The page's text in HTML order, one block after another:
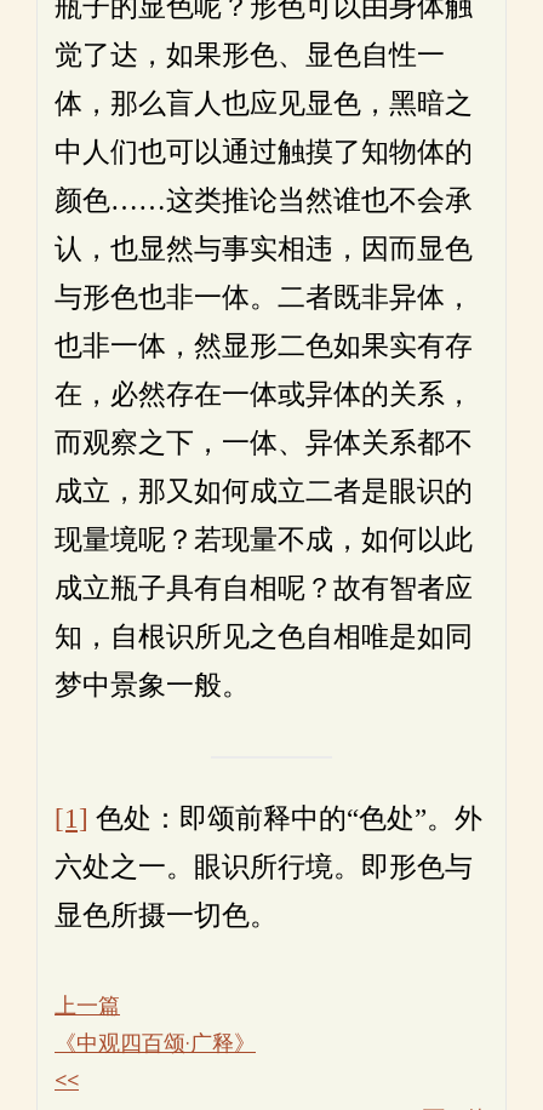
瓶子的显色呢？形色可以由身体触
觉了达，如果形色、显色自性一
体，那么盲人也应见显色，黑暗之
中人们也可以通过触摸了知物体的
颜色……这类推论当然谁也不会承
认，也显然与事实相违，因而显色
与形色也非一体。二者既非异体，
也非一体，然显形二色如果实有存
在，必然存在一体或异体的关系，
而观察之下，一体、异体关系都不
成立，那又如何成立二者是眼识的
现量境呢？若现量不成，如何以此
成立瓶子具有自相呢？故有智者应
知，自根识所见之色自相唯是如同
梦中景象一般。
[1] 色处：即颂前释中的“色处”。外
六处之一。眼识所行境。即形色与
显色所摄一切色。
上一篇
《中观四百颂·广释》
<<